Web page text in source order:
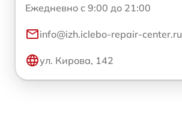
Ежедневно с 9:00 до 21:00
info@izh.iclebo-repair-center.ru
ул. Кирова, 142